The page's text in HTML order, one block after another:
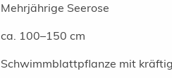
Mehrjährige Seerose
ca. 100–150 cm
Schwimmblattpflanze mit